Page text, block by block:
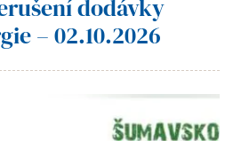
dodávky
– 02.10.2026